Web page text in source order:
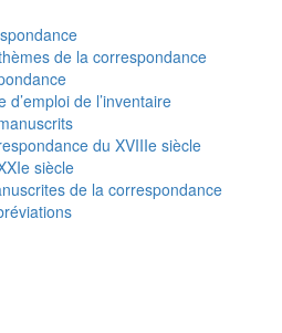
de la correspondance
de l’inventaire
du XVIIIe siècle
siècle
de la correspondance